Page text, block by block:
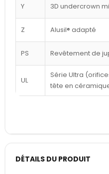
Y 3D undercrown
Z Alusil® adapté
PS Revêtement de
UL
Série Ultra
tête en
DÉTAILS DU PRODUIT